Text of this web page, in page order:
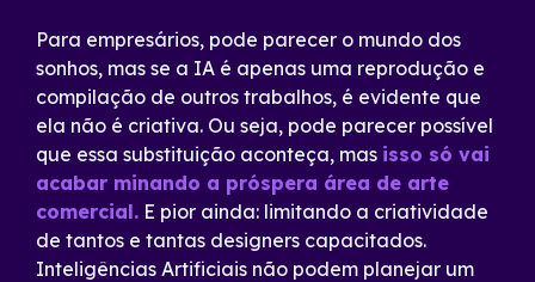
Para empresários, pode parecer o mundo dos
sonhos, mas se a IA é apenas uma reprodução e
compilação de outros trabalhos, é evidente que
ela não é criativa. Ou seja, pode parecer possível
que essa substituição aconteça, mas isso só vai
acabar minando a próspera área de arte
comercial. E pior ainda: limitando a criatividade
de tantos e tantas designers capacitados.
Inteligências Artificiais não podem planejar um